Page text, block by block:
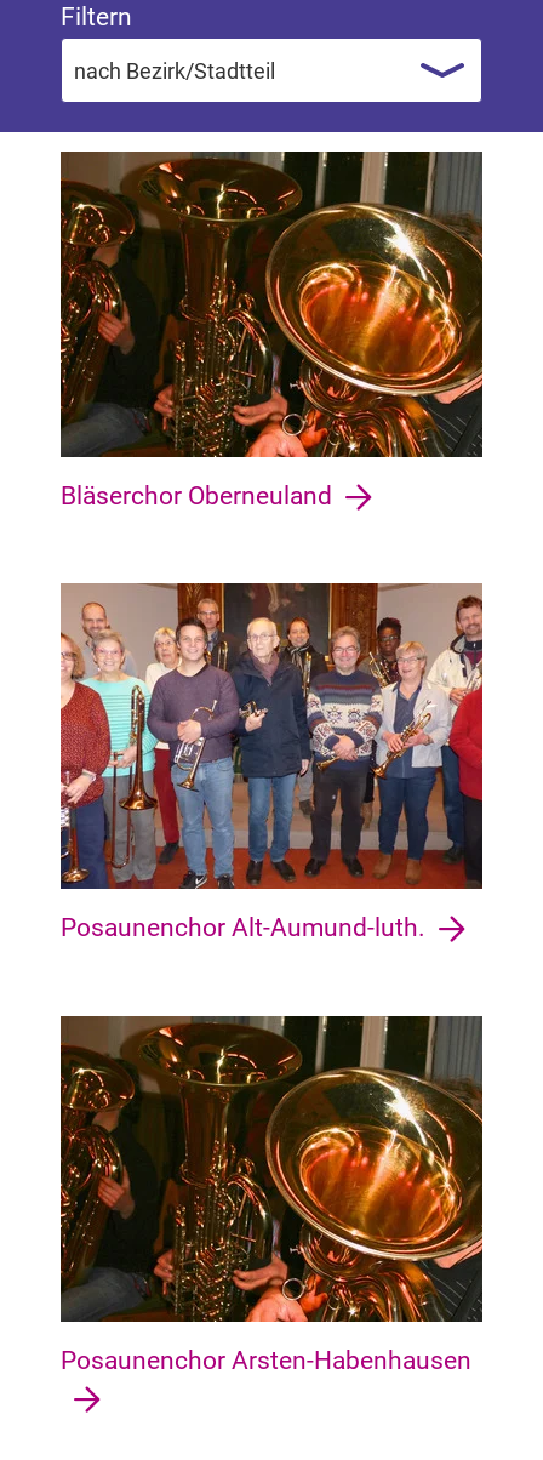
Filtern
Bläserchor Oberneuland
Vegesack Vegesack, Grohn, Schönebeck, Aumund-
Posaunenchor Alt-Aumund-luth.
Obervieland Arsten, Habenhausen, Kattenesch, Kattenturm
Posaunenchor Arsten-Habenhausen